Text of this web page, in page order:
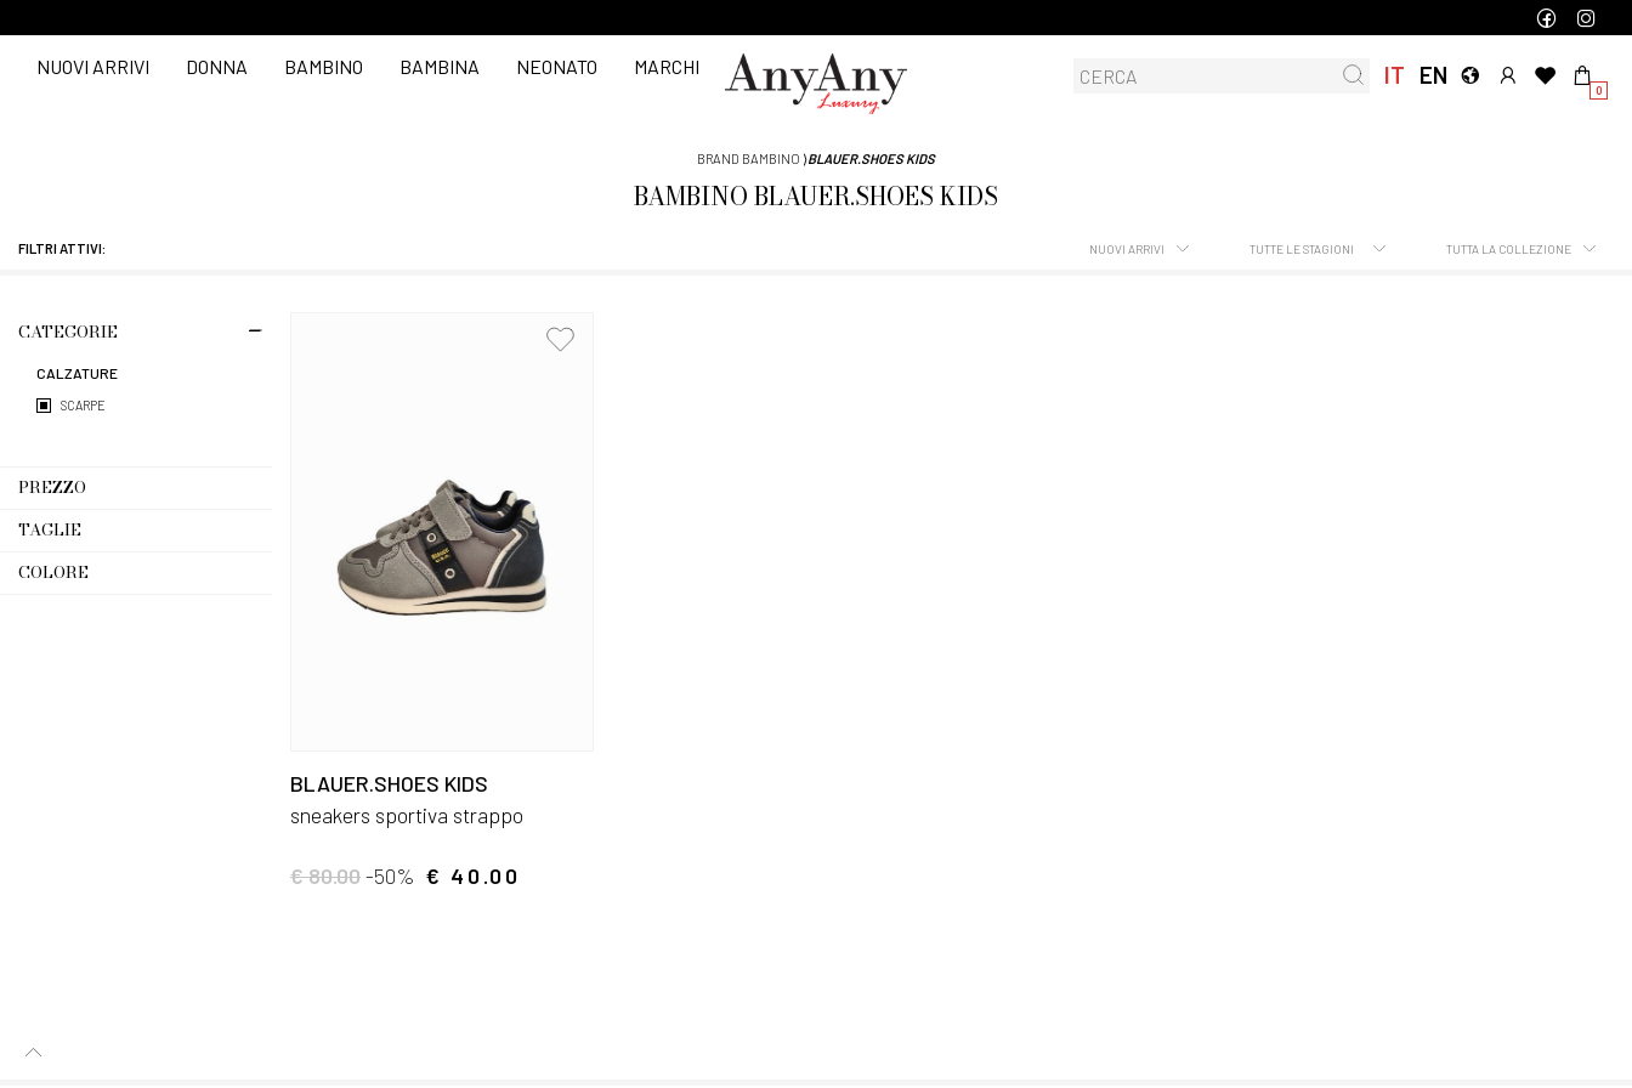
IT EN
0
NUOVI ARRIVI DONNA BAMBINO BAMBINA NEONATO MARCHI
BRAND BAMBINO ⟩BLAUER.SHOES KIDS
BAMBINOBLAUER.SHOES KIDS
FILTRI ATTIVI:
CATEGORIE
CALZATURE
SCARPE
PREZZO
TAGLIE
COLORE
BLAUER.SHOES KIDS
sneakers sportiva strappo
€ 80.00-50% € 40.00